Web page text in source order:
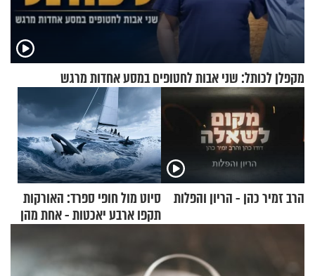
מקפלן לכותל: שני אבות לחטופים במסע אחדות מרגש
הרב זמיר כהן - הריון והפלות
סיוט מול חופי ספרד: האורקות
תקפו ארבע יאכטות - אחת מהן